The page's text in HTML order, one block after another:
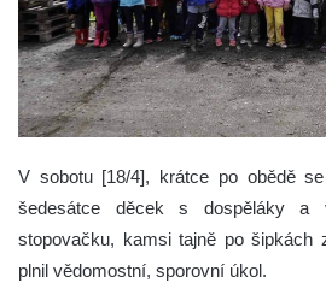
V sobotu [18/4], krátce po obědě
šedesátce děcek s dospěláky a
stopovačku, kamsi tajně po šipkách
plnil vědomostní, sporovní úkol.